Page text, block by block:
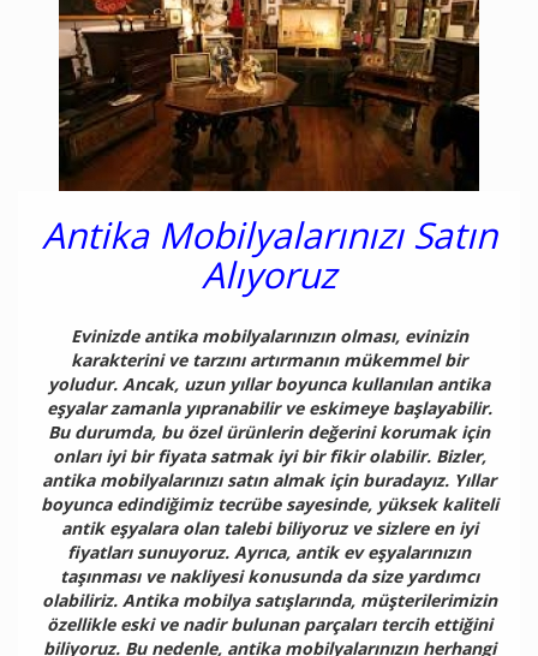
Antika Mobilyalarınızı Satın
Alıyoruz
Evinizde antika mobilyalarınızın olması, evinizin
karakterini ve tarzını artırmanın mükemmel bir
yoludur. Ancak, uzun yıllar boyunca kullanılan antika
eşyalar zamanla yıpranabilir ve eskimeye başlayabilir.
Bu durumda, bu özel ürünlerin değerini korumak için
onları iyi bir fiyata satmak iyi bir fikir olabilir. Bizler,
antika mobilyalarınızı satın almak için buradayız. Yıllar
boyunca edindiğimiz tecrübe sayesinde, yüksek kaliteli
antik eşyalara olan talebi biliyoruz ve sizlere en iyi
fiyatları sunuyoruz. Ayrıca, antik ev eşyalarınızın
taşınması ve nakliyesi konusunda da size yardımcı
olabiliriz. Antika mobilya satışlarında, müşterilerimizin
özellikle eski ve nadir bulunan parçaları tercih ettiğini
biliyoruz. Bu nedenle, antika mobilyalarınızın herhangi